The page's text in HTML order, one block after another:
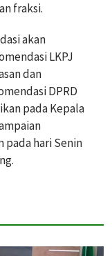
fraksi.
akan
LKPJ
dan
DPRD
pada Kepala
pada hari Senin